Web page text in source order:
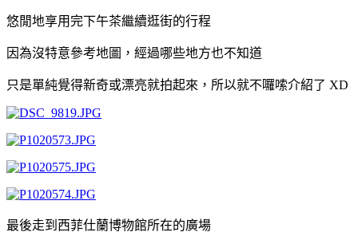
悠閒地享用完下午茶繼續逛街的行程
因為沒特意參考地圖，經過哪些地方也不知道
只是單純覺得新奇或漂亮就拍起來，所以就不囉嗦介紹了 XD
最後走到西菲仕蘭博物館所在的廣場